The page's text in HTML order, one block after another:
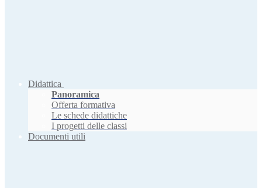
Didattica
Panoramica
Offerta formativa
Le schede didattiche
I progetti delle classi
Documenti utili